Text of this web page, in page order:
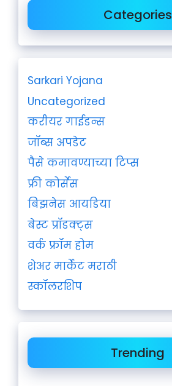
Categories
Sarkari Yojana
Uncategorized
करीयर गाईडन्स
जॉब्स अपडेट
पैसे कमावण्याच्या टिप्स
फ्री कोर्सेस
बिझनेस आयडिया
बेस्ट प्रॉडक्ट्स
वर्क फ्रॉम होम
शेअर मार्केट मराठी
स्कॉलरशिप
Trending